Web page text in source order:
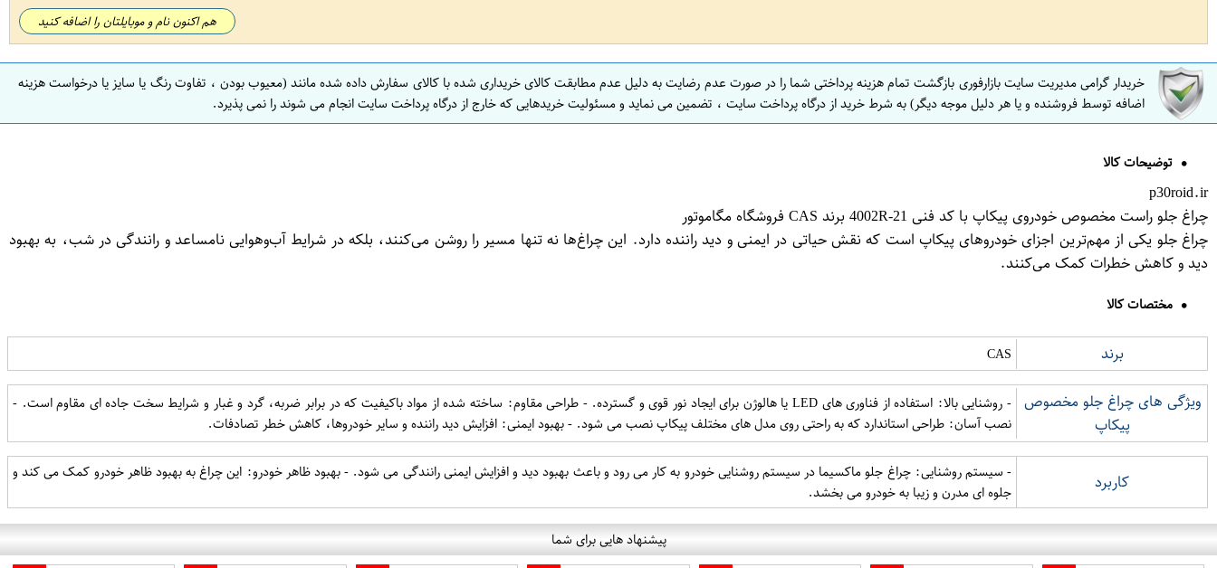
هم اکنون نام و موبایلتان را اضافه کنید
خریدار گرامی مدیریت سایت بازارفوری بازگشت تمام هزینه پرداختی شما را در صورت عدم رضایت به دلیل عدم مطابقت کالای خریداری شده با کالای سفارش داده شده مانند (معیوب بودن ، تفاوت رنگ یا سایز یا درخواست هزینه
اضافه توسط فروشنده و یا هر دلیل موجه دیگر) به شرط خرید از درگاه پرداخت سایت ، تضمین می نماید و مسئولیت خریدهایی که خارج از درگاه پرداخت سایت انجام می شوند را نمی پذیرد.
توضیحات کالا
p30roid.ir
چراغ جلو راست مخصوص خودروی پیکاپ با کد فنی 21-4002R برند CAS فروشگاه مگاموتور
چراغ جلو یکی از مهم‌ترین اجزای خودروهای پیکاپ است که نقش حیاتی در ایمنی و دید راننده دارد. این چراغ‌ها نه تنها مسیر را روشن می‌کنند، بلکه در شرایط آب‌وهوایی نامساعد و رانندگی در شب، به بهبود
دید و کاهش خطرات کمک می‌کنند.
مختصات کالا
برند CAS
ویژگی های چراغ جلو مخصوص
پیکاپ
- روشنایی بالا: استفاده از فناوری های LED یا هالوژن برای ایجاد نور قوی و گسترده. - طراحی مقاوم: ساخته شده از مواد باکیفیت که در برابر ضربه، گرد و غبار و شرایط سخت جاده ای مقاوم است. -
نصب آسان: طراحی استاندارد که به راحتی روی مدل های مختلف پیکاپ نصب می شود. - بهبود ایمنی: افزایش دید راننده و سایر خودروها، کاهش خطر تصادفات.
کاربرد
- سیستم روشنایی: چراغ جلو ماکسیما در سیستم روشنایی خودرو به کار می رود و باعث بهبود دید و افزایش ایمنی رانندگی می شود. - بهبود ظاهر خودرو: این چراغ به بهبود ظاهر خودرو کمک می کند و
جلوه ای مدرن و زیبا به خودرو می بخشد.
پیشنهاد هایی برای شما